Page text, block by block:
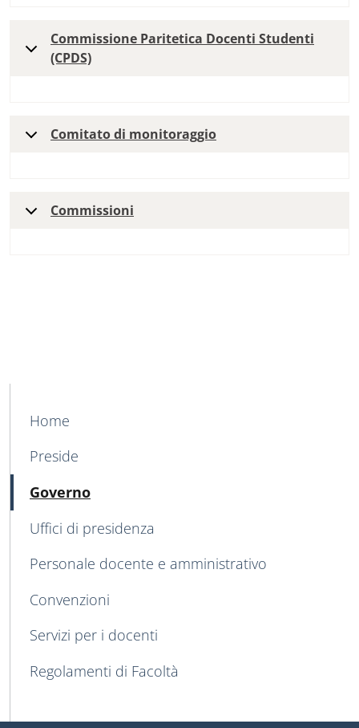
Commissione Paritetica Docenti Studenti
(CPDS)
Comitato di monitoraggio
Commissioni
MAIN NAVIGATION
Home
Preside
Governo
Uffici di presidenza
Personale docente e amministrativo
Convenzioni
Servizi per i docenti
Regolamenti di Facoltà